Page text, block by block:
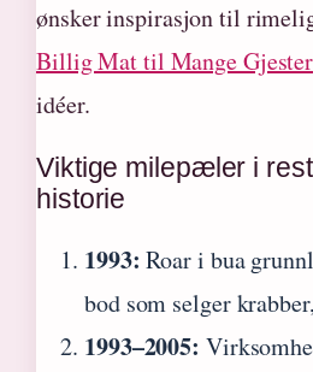
ønsker inspirasjon til
Billig Mat til Mange Gjester
idéer.
Viktige milepæler i
historie
1993: Roar i bua
bod som selger
1993–2005: